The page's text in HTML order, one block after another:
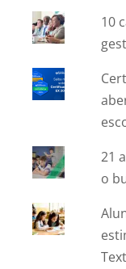
10
21
o